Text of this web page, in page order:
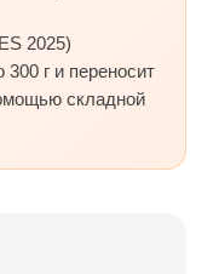
2025)
г и переносит
складной